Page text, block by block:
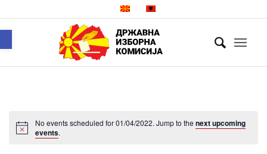
No events scheduled for 01/04/2022. Jump to thenext upcoming
events.
Open toolbar